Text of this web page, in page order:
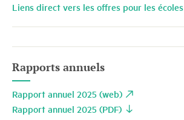
Liens direct vers les offres pour les écoles
Rapports annuels
Rapport annuel 2025 (web)
Rapport annuel 2025 (PDF)